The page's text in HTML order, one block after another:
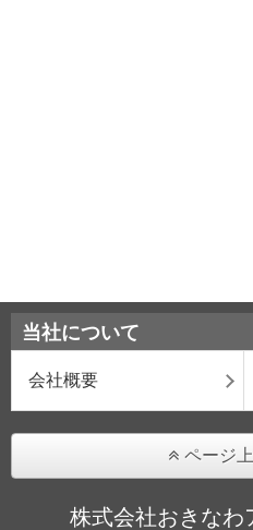
当社について
会社概要
ページ
株式会社おきなわ